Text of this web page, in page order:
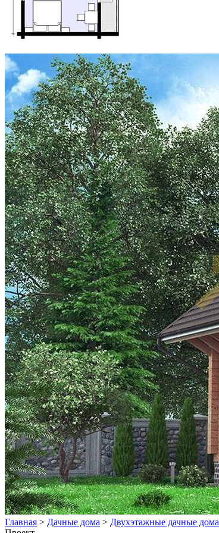
Главная > Дачные дома > Двухэтажные дачные дома